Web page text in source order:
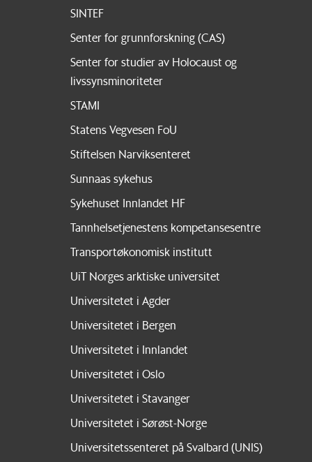
SINTEF
Senter for grunnforskning (CAS)
Senter for studier av Holocaust og
livssynsminoriteter
STAMI
Statens Vegvesen FoU
Stiftelsen Narviksenteret
Sunnaas sykehus
Sykehuset Innlandet HF
Tannhelsetjenestens kompetansesentre
Transportøkonomisk institutt
UiT Norges arktiske universitet
Universitetet i Agder
Universitetet i Bergen
Universitetet i Innlandet
Universitetet i Oslo
Universitetet i Stavanger
Universitetet i Sørøst-Norge
Universitetssenteret på Svalbard (UNIS)